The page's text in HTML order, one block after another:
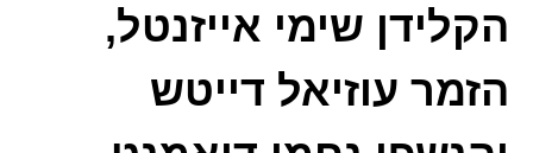
הקלידן שימי אייזנטל,
הזמר עוזיאל דייטש